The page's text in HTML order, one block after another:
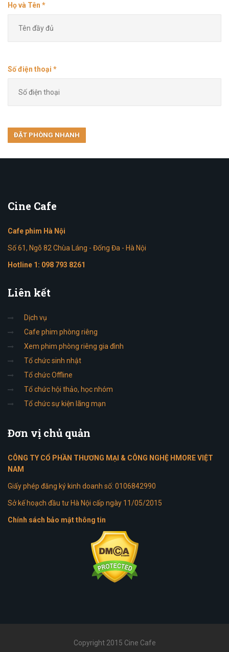
Họ và Tên *
Số điện thoại *
Cine Cafe
Cafe phim Hà Nội
Số 61, Ngõ 82 Chùa Láng - Đống Đa - Hà Nội
Hotline 1: 098 793 8261
Liên kết
Dịch vụ
Cafe phim phòng riêng
Xem phim phòng riêng gia đình
Tổ chức sinh nhật
Tổ chức Offline
Tổ chức hội thảo, học nhóm
Tổ chức sự kiện lãng mạn
Đơn vị chủ quản
CÔNG TY CỔ PHẦN THƯƠNG MẠI & CÔNG NGHỆ HMORE VIỆT
NAM
Giấy phép đăng ký kinh doanh số: 0106842990
Sở kế hoạch đầu tư Hà Nội cấp ngày 11/05/2015
Chính sách bảo mật thông tin
Copyright 2015 Cine Cafe